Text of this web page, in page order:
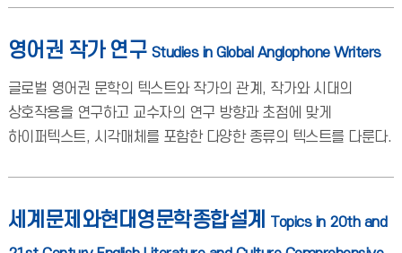
영어권 작가 연구 Studies in Global Anglophone Writers
글로벌 영어권 문학의 텍스트와 작가의 관계, 작가와 시대의
상호작용을 연구하고 교수자의 연구 방향과 초점에 맞게
하이퍼텍스트, 시각매체를 포함한 다양한 종류의 텍스트를 다룬다.
세계문제와현대영문학종합설계
Topics in 20th and